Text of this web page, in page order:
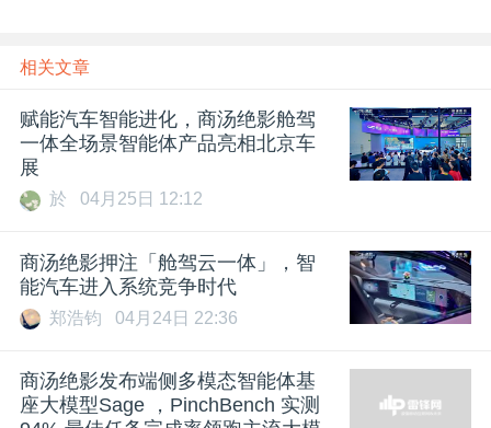
相关文章
赋能汽车智能进化，商汤绝影舱驾
一体全场景智能体产品亮相北京车
展
於 04月25日 12:12
商汤绝影押注「舱驾云一体」，智
能汽车进入系统竞争时代
郑浩钧 04月24日 22:36
商汤绝影发布端侧多模态智能体基
座大模型Sage ，PinchBench 实测